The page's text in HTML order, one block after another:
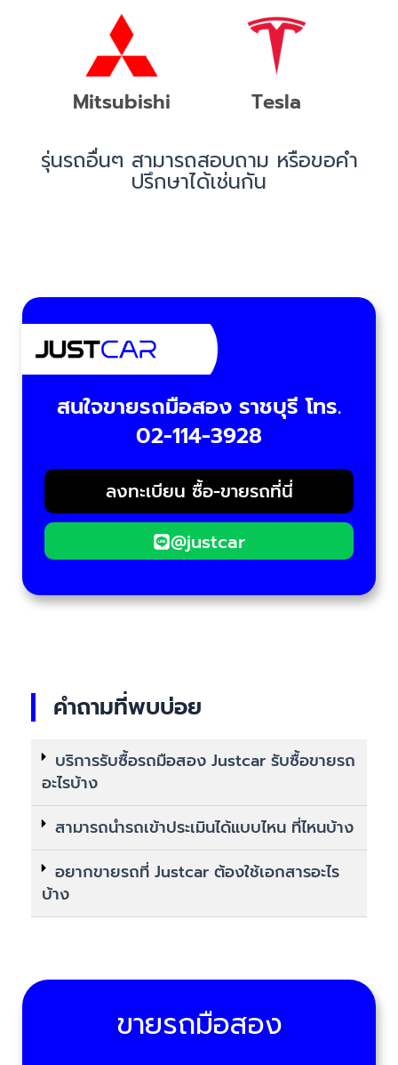
Mitsubishi Tesla
รุ่นรถอื่นๆ สามารถสอบถาม หรือขอคำ
ปรึกษาได้เช่นกัน
สนใจขายรถมือสอง ราชบุรี โทร.
02-114-3928
ลงทะเบียน ซื้อ-ขายรถที่นี่
@justcar
คำถามที่พบบ่อย
บริการรับซื้อรถมือสอง Justcar รับซื้อขายรถ
อะไรบ้าง
สามารถนำรถเข้าประเมินได้แบบไหน ที่ไหนบ้าง
อยากขายรถที่ Justcar ต้องใช้เอกสารอะไร
บ้าง
ขายรถมือสอง